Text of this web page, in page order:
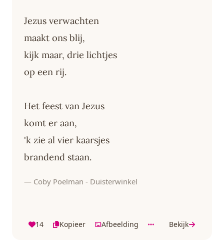
Jezus verwachten
maakt ons blij,
kijk maar, drie lichtjes
op een rij.
Het feest van Jezus
komt er aan,
'k zie al vier kaarsjes
brandend staan.
— Coby Poelman - Duisterwinkel
14 Kopieer Afbeelding Bekijk